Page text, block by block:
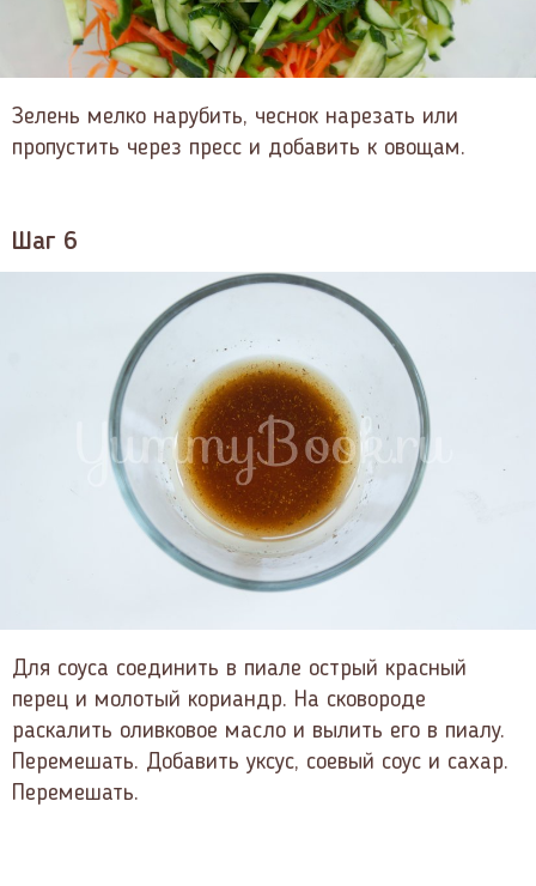
Зелень мелко нарубить, чеснок нарезать или
пропустить через пресс и добавить к овощам.
Шаг 6
Для соуса соединить в пиале острый красный
перец и молотый кориандр. На сковороде
раскалить оливковое масло и вылить его в пиалу.
Перемешать. Добавить уксус, соевый соус и сахар.
Перемешать.